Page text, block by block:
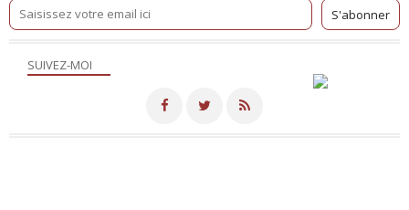
SUIVEZ-MOI